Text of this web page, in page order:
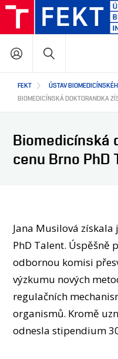
Přejít
hlavnímu
obsahu
Hlavní
navigace
STUDIUM
JAK S NÁMI
NAŠI PARTNEŘI
O ÚSTAVU
OSOBY
LABORATOŘE
MÉDIA
EN
FEKT
ÚSTAV
BIOMEDICÍNSKÁ DOKTORANDKA
Biomedicínská
cenu Brno PhD
Jana Musilová
PhD Talent. Úspěšně
odbornou komisi
výzkumu nových
regulačních
organismů. Kromě
odnesla stipendium